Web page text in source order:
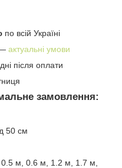
по всій Україні
актуальні умови
після оплати
замовлення:
50 см
м, 0.6 м, 1.2 м, 1.7 м,